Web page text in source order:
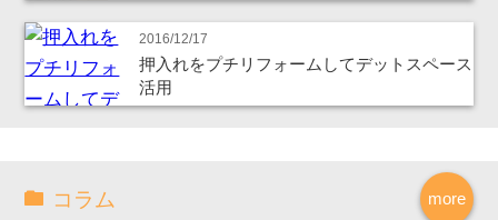
2016/12/17
押入れをプチリフォームしてデットスペース
活用
more
コラム